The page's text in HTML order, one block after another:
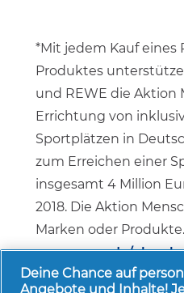
*Mit jedem Kauf eines
Produktes
und REWE die Aktion
Errichtung von
Sportplätzen in
zum Erreichen einer
insgesamt 4 Million
2018. Die Aktion
Marken oder
www.rewe.de/glueck
Deine Chance auf
Angebote und Inhalte!